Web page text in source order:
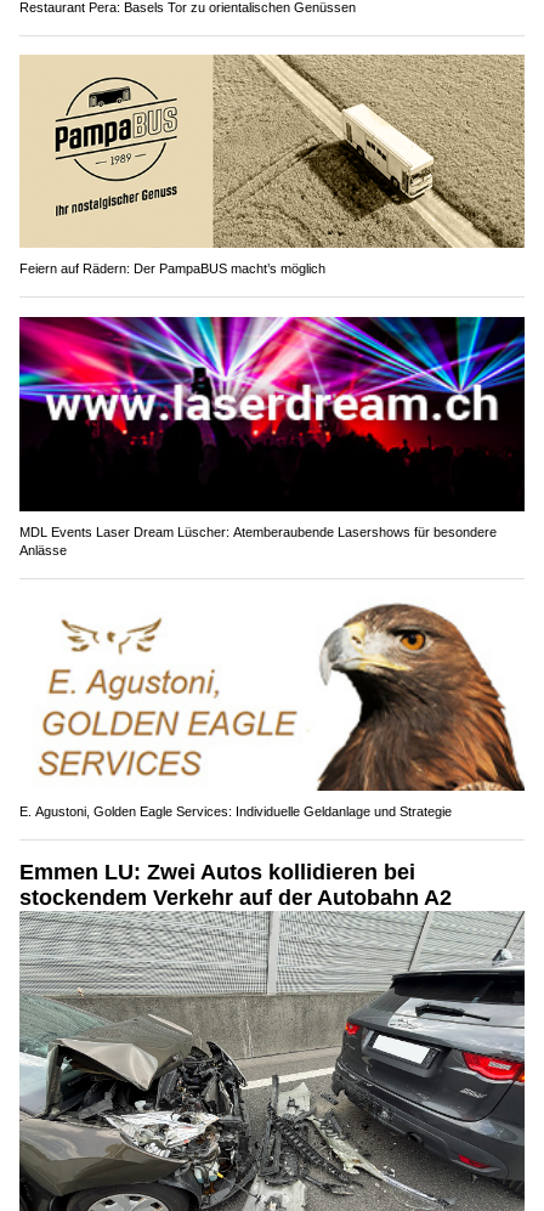
Restaurant Pera: Basels Tor zu orientalischen Genüssen
Feiern auf Rädern: Der PampaBUS macht’s möglich
MDL Events Laser Dream Lüscher: Atemberaubende Lasershows für besondere
Anlässe
E. Agustoni, Golden Eagle Services: Individuelle Geldanlage und Strategie
Emmen LU: Zwei Autos kollidieren bei
stockendem Verkehr auf der Autobahn A2